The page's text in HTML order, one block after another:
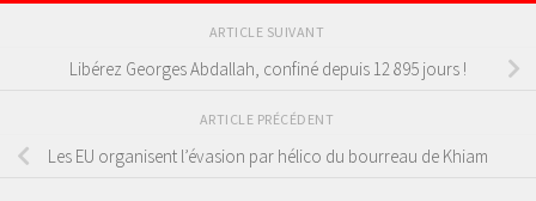
ARTICLE SUIVANT
Libérez Georges Abdallah, confiné depuis 12 895 jours !
ARTICLE PRÉCÉDENT
Les EU organisent l’évasion par hélico du bourreau de Khiam